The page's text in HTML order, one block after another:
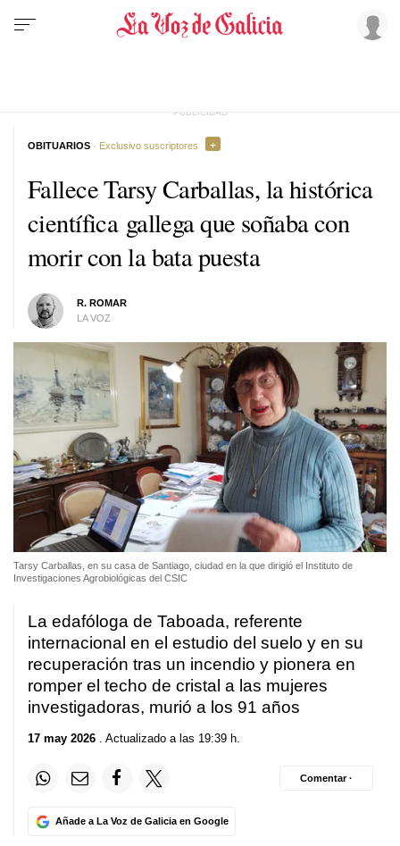
Fallece Tarsy Carballas, la histórica
científica gallega que soñaba con
morir con la bata puesta
R. ROMAR
LA VOZ
OBITUARIOS · Exclusivo suscriptores
Tarsy Carballas, en su casa de Santiago, ciudad en la que dirigió el Instituto de
Investigaciones Agrobiológicas del CSIC
La edafóloga de Taboada, referente
internacional en el estudio del suelo y en su
recuperación tras un incendio y pionera en
romper el techo de cristal a las mujeres
investigadoras, murió a los 91 años
17 may 2026 . Actualizado a las 19:39 h.
Añade a La Voz de Galicia en Google
Comentar ·